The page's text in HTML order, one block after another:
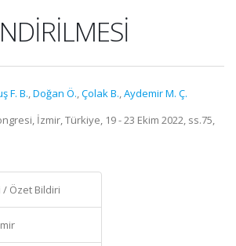
F. B.,Doğan Ö.,Çolak B.,Aydemir M. Ç.
İzmir, Türkiye, 19 - 23 Ekim 2022, ss.75,
/ Özet Bildiri